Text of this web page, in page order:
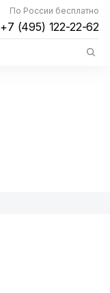
По России бесплатно
+7 (495) 122-22-62